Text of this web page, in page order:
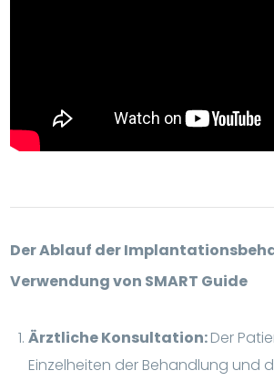
Der Ablauf der
Verwendung von SMART Guide
Ärztliche Konsultation:Der
Einzelheiten der Behandlung und